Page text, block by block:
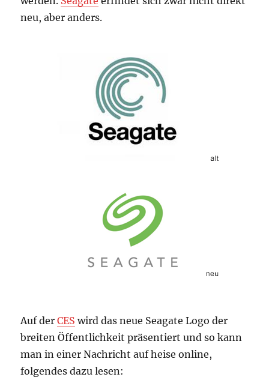
neu, aber anders.
Auf derCES wird das neue Seagate Logo der
breiten Öffentlichkeit präsentiert und so kann
man in einer Nachricht auf heise online,
folgendes dazu lesen: